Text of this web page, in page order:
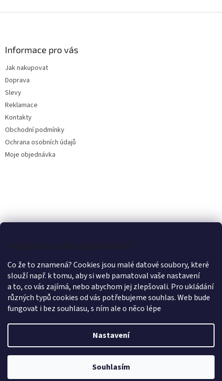
Můžeme si u vás uložit cookies?
Co že to znamená? Cookies jsou malé datové soubory, které
slouží např. k tomu, aby si web pamatoval vaše nastavení
a to, co vás zajímá, nebo abychom jej zlepšovali. Pro ukládání
různých typů cookies od vás potřebujeme souhlas. Web bude
fungovat i bez souhlasu, s ním ale o něco lépe
Nastavení
Souhlasím
Informace pro vás
Jak nakupovat
Doprava
Slevy
Reklamace
Kontakty
Obchodní podmínky
Ochrana osobních údajů
Moje objednávka
Vytvořil Shoptet
LÁTKY OLEX PRAHA. Všechna práva vyhrazena.